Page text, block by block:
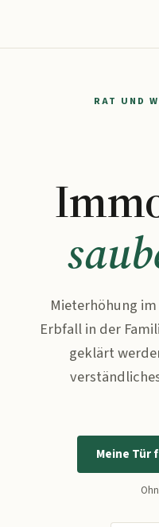
RAT UND
Mieterhöhung
Erbfall in der
geklärt
Meine Tür